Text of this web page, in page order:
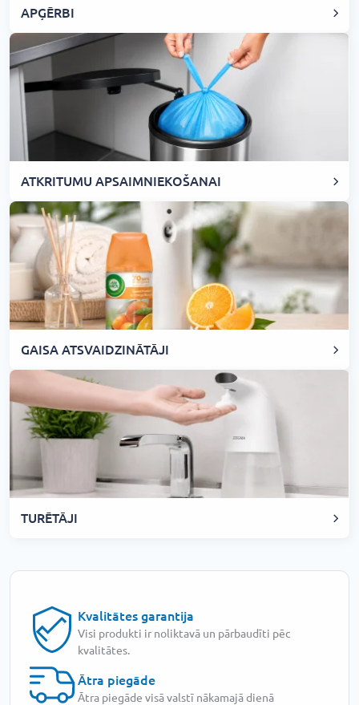
APĢĒRBI
ATKRITUMU APSAIMNIEKOŠANAI
GAISA ATSVAIDZINĀTĀJI
TURĒTĀJI
Kvalitātes garantija
Visi produkti ir noliktavā un pārbaudīti pēc
kvalitātes.
Ātra piegāde
Ātra piegāde visā valstī nākamajā dienā